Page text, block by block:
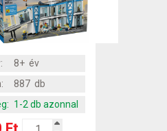
8+ év
887 db
1-2 db azonnal